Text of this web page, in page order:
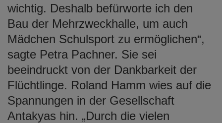
wichtig. Deshalb befürworte ich den
Bau der Mehrzweckhalle, um auch
Mädchen Schulsport zu ermöglichen“,
sagte Petra Pachner. Sie sei
beeindruckt von der Dankbarkeit der
Flüchtlinge. Roland Hamm wies auf die
Spannungen in der Gesellschaft
Antakyas hin. „Durch die vielen